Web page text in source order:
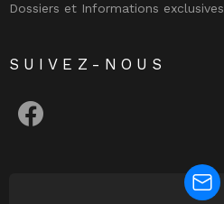
Dossiers et Informations exclusives
SUIVEZ-NOUS